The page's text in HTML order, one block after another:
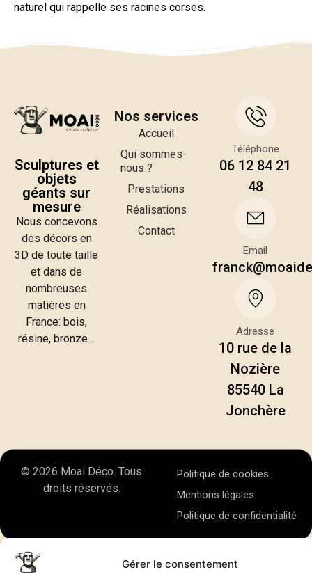
Gérer le consentement
naturel qui rappelle ses racines corses.
Sculptures et
objets
géants sur
mesure
Nous concevons
des décors en
3D de toute taille
et dans de
nombreuses
matières en
France: bois,
résine, bronze…
Nos services
Accueil
Qui sommes-
nous ?
Prestations
Réalisations
Contact
Téléphone
06 12 84 21
48
Email
Adresse
10 rue de la
Nozière
85540 La
Jonchère
© 2026 Moai Déco. Tous
droits réservés.
Politique de cookies
Mentions légales
Politique de confidentialité